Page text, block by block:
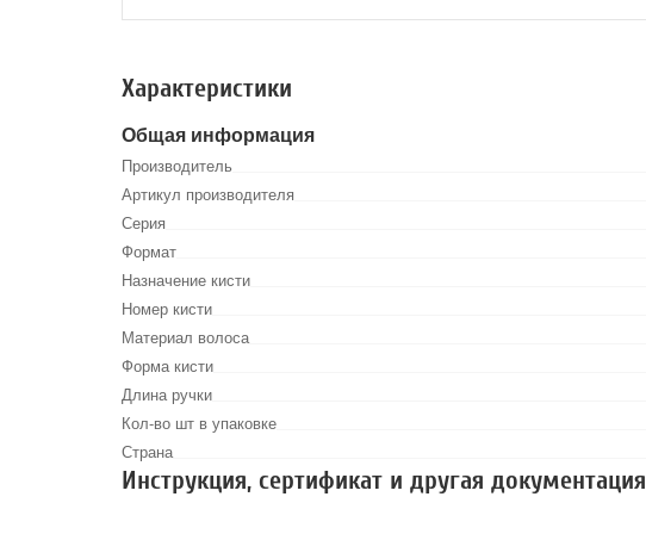
Характеристики
Общая информация
Производитель
Артикул производителя
Серия
Формат
Назначение кисти
Номер кисти
Материал волоса
Форма кисти
Длина ручки
Кол-во шт в упаковке
Страна
Инструкция, сертификат и другая документация